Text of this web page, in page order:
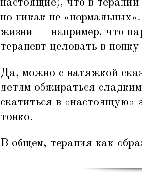
настоящие), что в
но никак не «
жизни — например, что
терапевт целовать в
Да, можно с натяжкой
детям обжираться
скатиться в «настоящую»
тонко.
В общем, терапия как